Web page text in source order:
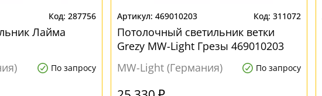
287756
Лайма
По запросу
469010203 311072
Потолочный светильник ветки
Grezy MW-Light Грезы 469010203
MW-Light (Германия)
По запросу